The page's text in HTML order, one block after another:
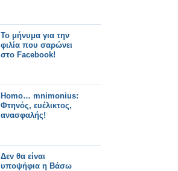
Το μήνυμα για την
φιλία που σαρώνει
στο Facebook!
Homo… mnimonius:
Φτηνός, ευέλικτος,
ανασφαλής!
Δεν θα είναι
υποψήφια η Βάσω